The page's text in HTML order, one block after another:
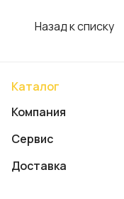
Назад к списку
Каталог
Компания
Сервис
Доставка